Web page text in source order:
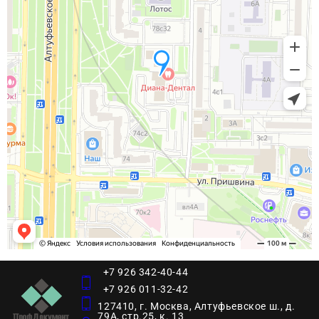
+7 926 342-40-44
+7 926 011-32-42
127410, г. Москва, Алтуфьевское ш., д.
79А, стр.25, к. 13​